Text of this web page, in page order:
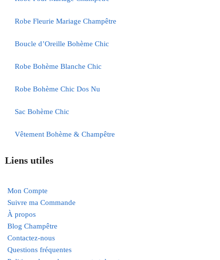
Robe Fleurie Mariage Champêtre
Boucle d’Oreille Bohème Chic
Robe Bohème Blanche Chic
Robe Bohème Chic Dos Nu
Sac Bohème Chic
Vêtement Bohème & Champêtre
Liens utiles
Mon Compte
Suivre ma Commande
À propos
Blog Champêtre
Contactez-nous
Questions fréquentes